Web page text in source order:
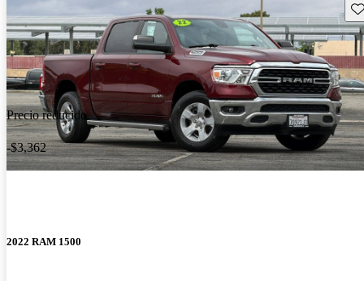
Precio reducido
-$3,362
2022 RAM 1500